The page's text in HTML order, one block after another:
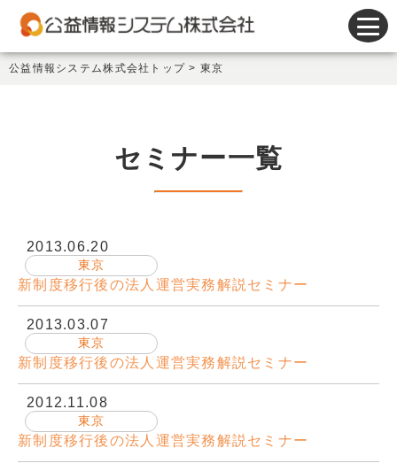
会計システム
会社情報
新着情報
セミナー情報
販売パートナー情報
お問い合わせ
公益情報システム株式会社トップ >東京
セミナー一覧
2013.06.20
東京
新制度移行後の法人運営実務解説セミナー
2013.03.07
東京
新制度移行後の法人運営実務解説セミナー
2012.11.08
東京
新制度移行後の法人運営実務解説セミナー